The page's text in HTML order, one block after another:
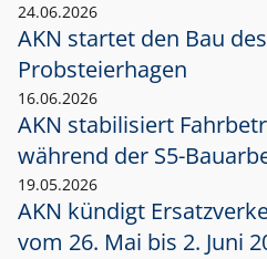
24.06.2026
AKN startet den Bau
Probsteierhagen
16.06.2026
AKN stabilisiert
während der S5-
19.05.2026
AKN kündigt
vom 26. Mai bis 2. Juni